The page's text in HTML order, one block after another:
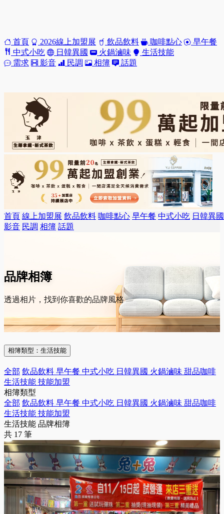
首頁 2026線上加盟展 飲品飲料 咖啡點心
早午餐
中式小吃
日韓異國 火鍋滷味
生活技能
需求
影音 民調 相簿 話題
首頁 線上加盟展 飲品飲料 咖啡點心 早午餐 中式小吃 日韓異國
影音 民調 相簿 話題
品牌相簿
透過相片，找到你喜歡的品牌風格
相簿類型： 生活技能
全部 飲品飲料 早午餐 中式小吃 日韓異國 火鍋滷味 甜品咖啡
生活技能 技能加盟
相簿類型
全部 飲品飲料 早午餐 中式小吃 日韓異國 火鍋滷味 甜品咖啡
生活技能 技能加盟
生活技能 品牌相簿
共 17 筆